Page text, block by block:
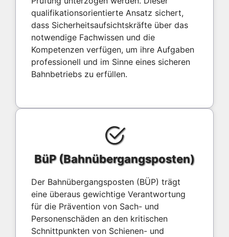
qualifikationsorientierte Ansatz sichert,
dass Sicherheitsaufsichtskräfte über das
notwendige Fachwissen und die
Kompetenzen verfügen, um ihre Aufgaben
professionell und im Sinne eines sicheren
Bahnbetriebs zu erfüllen.
BüP (Bahnübergangsposten)
Der Bahnübergangsposten (BÜP) trägt
eine überaus gewichtige Verantwortung
für die Prävention von Sach- und
Personenschäden an den kritischen
Schnittpunkten von Schienen- und